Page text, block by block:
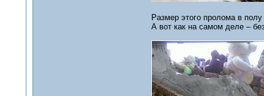
Размер этого пролома в
А вот как на самом деле –